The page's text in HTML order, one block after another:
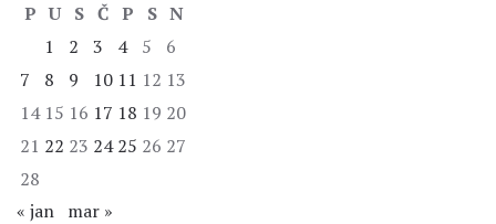
P U S Č P S N
1
2 3 4 5
6
7
8 9 10 11 12 13
14 15 16 17 18 19 20
21 22 23 24 25 26 27
28
« jan mar »